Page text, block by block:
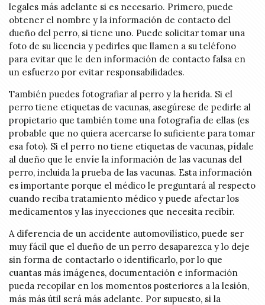
legales más adelante si es necesario. Primero, puede
obtener el nombre y la información de contacto del
dueño del perro, si tiene uno. Puede solicitar tomar una
foto de su licencia y pedirles que llamen a su teléfono
para evitar que le den información de contacto falsa en
un esfuerzo por evitar responsabilidades.
También puedes fotografiar al perro y la herida. Si el
perro tiene etiquetas de vacunas, asegúrese de pedirle al
propietario que también tome una fotografía de ellas (es
probable que no quiera acercarse lo suficiente para tomar
esa foto). Si el perro no tiene etiquetas de vacunas, pídale
al dueño que le envíe la información de las vacunas del
perro, incluida la prueba de las vacunas. Esta información
es importante porque el médico le preguntará al respecto
cuando reciba tratamiento médico y puede afectar los
medicamentos y las inyecciones que necesita recibir.
A diferencia de un accidente automovilístico, puede ser
muy fácil que el dueño de un perro desaparezca y lo deje
sin forma de contactarlo o identificarlo, por lo que
cuantas más imágenes, documentación e información
pueda recopilar en los momentos posteriores a la lesión,
más más útil será más adelante. Por supuesto, si la